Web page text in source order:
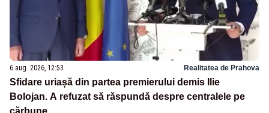
6 aug. 2026, 12:53 Realitatea de Prahova
Sfidare uriașă din partea premierului demis Ilie
Bolojan. A refuzat să răspundă despre centralele pe